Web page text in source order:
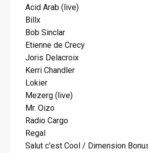
Acid Arab (live)
Billx
Bob Sinclar
Etienne de Crecy
Joris Delacroix
Kerri Chandler
Lokier
Mezerg (live)
Mr. Oizo
Radio Cargo
Regal
Salut c'est Cool / Dimension